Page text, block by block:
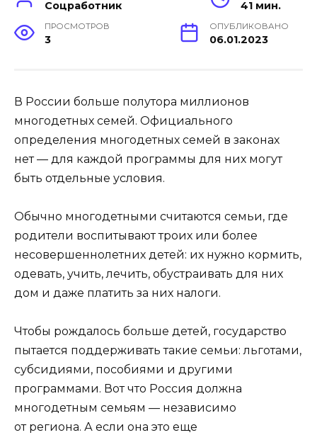
Соцработник 41 мин.
ПРОСМОТРОВ
3
ОПУБЛИКОВАНО
06.01.2023
В России больше полутора миллионов
многодетных семей. Официального
определения многодетных семей в законах
нет — для каждой программы для них могут
быть отдельные условия.
Обычно многодетными считаются семьи, где
родители воспитывают троих или более
несовершеннолетних детей: их нужно кормить,
одевать, учить, лечить, обустраивать для них
дом и даже платить за них налоги.
Чтобы рождалось больше детей, государство
пытается поддерживать такие семьи: льготами,
субсидиями, пособиями и другими
программами. Вот что Россия должна
многодетным семьям — независимо
от региона. А если она это еще